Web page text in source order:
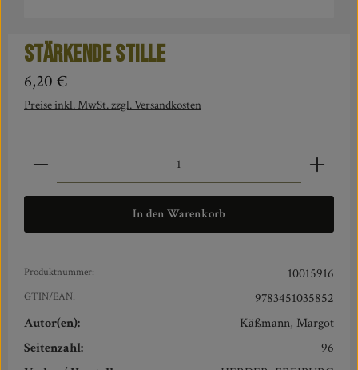
Stärkende Stille
Regulärer Preis:
6,20 €
Preise inkl. MwSt. zzgl. Versandkosten
Produkt Anzahl: Gib den gewünschten Wert ein oder
In den Warenkorb
Produktnummer: 10015916
GTIN/EAN:
9783451035852
Autor(en):
Käßmann, Margot
Seitenzahl:
96